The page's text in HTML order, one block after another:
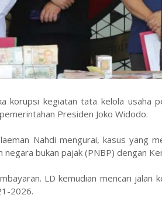
korupsi kegiatan tata kelola usaha
Presiden Joko Widodo.
Nahdi mengurai, kasus yang
bukan pajak (PNBP) dengan
LD kemudian mencari jalan
2026.